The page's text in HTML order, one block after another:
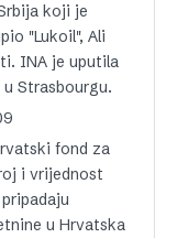
koji je
"Lukoil", Ali
INA je uputila
Strasbourgu.
fond za
i vrijednost
u Hrvatska